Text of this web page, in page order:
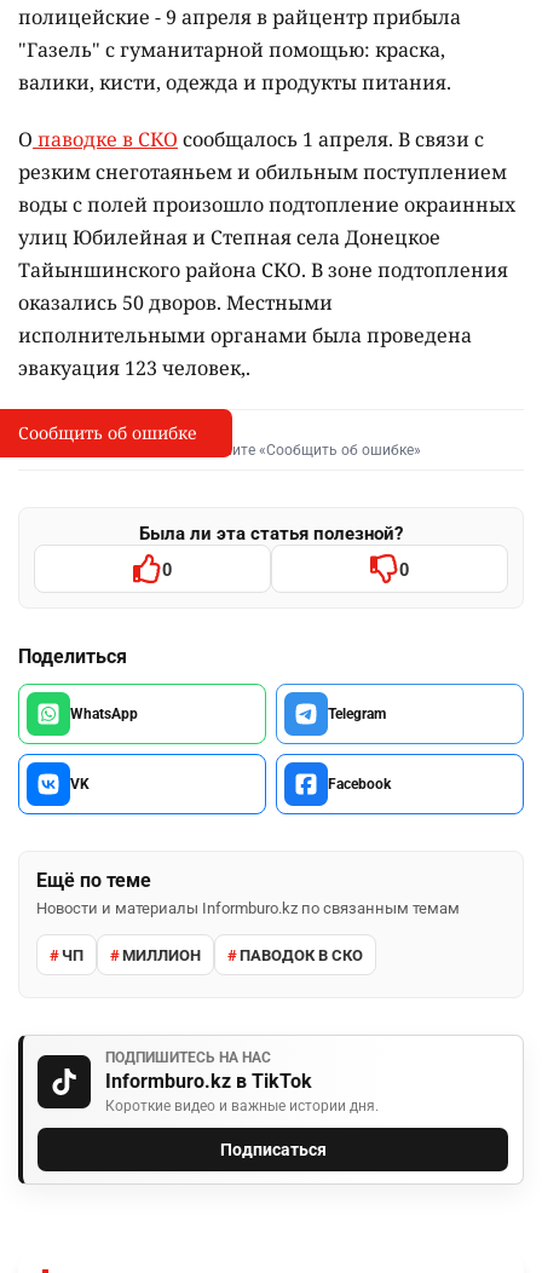
полицейские - 9 апреля в райцентр прибыла
"Газель" с гуманитарной помощью: краска,
валики, кисти, одежда и продукты питания.
О паводке в СКО сообщалось 1 апреля. В связи с
резким снеготаяньем и обильным поступлением
воды с полей произошло подтопление окраинных
улиц Юбилейная и Степная села Донецкое
Тайыншинского района СКО. В зоне подтопления
оказались 50 дворов. Местными
исполнительными органами была проведена
эвакуация 123 человек,.
I
Сообщить об опечатке
Выделите фрагмент и нажмите «Сообщить об ошибке»
Была ли эта статья полезной?
0 0
Поделиться
WhatsApp Telegram
VK Facebook
Ещё по теме
Новости и материалы Informburo.kz по связанным темам
ЧП МИЛЛИОН ПАВОДОК В СКО
ПОДПИШИТЕСЬ НА НАС
Informburo.kz в TikTok
Короткие видео и важные истории дня.
Подписаться
Сообщить об ошибке